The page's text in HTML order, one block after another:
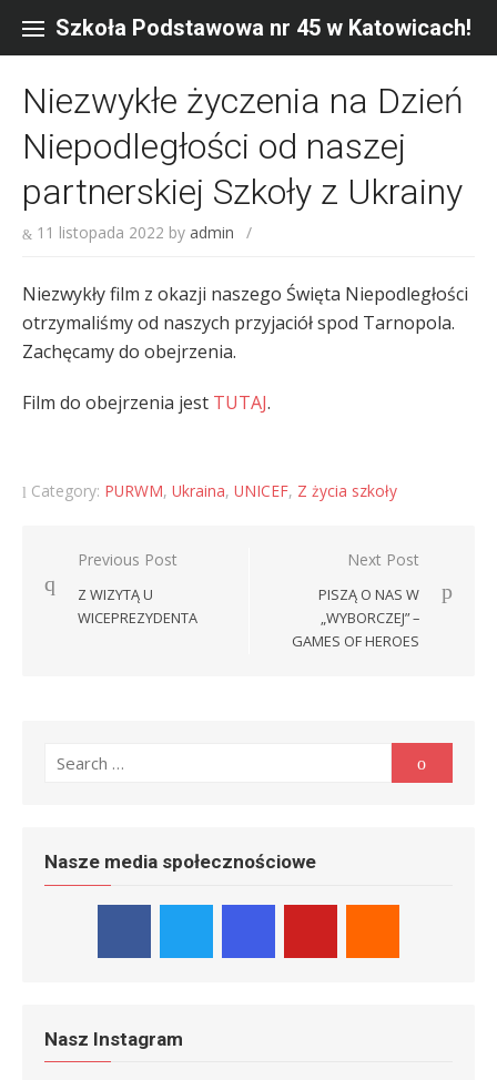
content
Szkoła Podstawowa nr 45 w Katowicach!
Niezwykłe życzenia na Dzień
Niepodległości od naszej
partnerskiej Szkoły z Ukrainy
11 listopada 2022 by admin /
Niezwykły film z okazji naszego Święta Niepodległości
otrzymaliśmy od naszych przyjaciół spod Tarnopola.
Zachęcamy do obejrzenia.
Film do obejrzenia jest TUTAJ.
Category: PURWM, Ukraina, UNICEF, Z życia szkoły
Nawigacja
wpisu
Previous Post
Z WIZYTĄ U
WICEPREZYDENTA
Next Post
PISZĄ O NAS W
„WYBORCZEJ” –
GAMES OF HEROES
for:
Nasze media społecznościowe
Nasz Instagram